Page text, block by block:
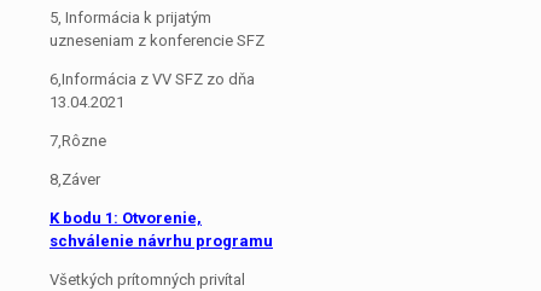
5, Informácia k prijatým
uzneseniam z konferencie SFZ
6,Informácia z VV SFZ zo dňa
13.04.2021
7,Rôzne
8,Záver
K bodu 1: Otvorenie,
schválenie návrhu programu
Všetkých prítomných privítal